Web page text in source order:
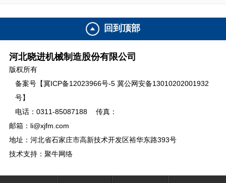
回到顶部
河北晓进机械制造股份有限公司
版权所有
备案号【冀ICP备12023966号-5 冀公网安备13010202001932
号】
电话：0311-85087188
传真：
邮箱：li@xjfm.com
地址：河北省石家庄市高新技术开发区裕华东路393号
技术支持：聚牛网络